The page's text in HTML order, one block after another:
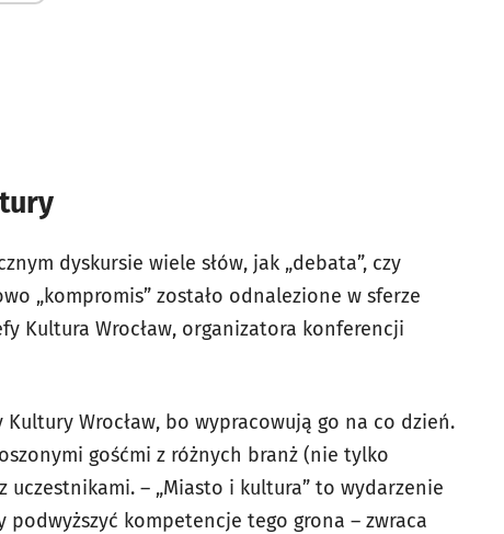
dyskursie wiele słów, jak „debata”, czy
„kompromis” zostało odnalezione w sferze
Kultura Wrocław, organizatora konferencji
Wrocław, bo wypracowują go na co dzień.
gośćmi z różnych branż (nie tylko
– „Miasto i kultura” to wydarzenie
kompetencje tego grona – zwraca